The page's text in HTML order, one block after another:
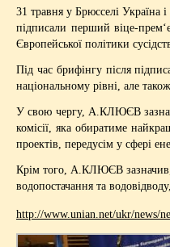
31 травня у Брюсселі Україна
підписали перший віце-
Європейської політики
Під час брифінгу після
національному рівні, але
У свою чергу, А.КЛЮЄВ
комісії, яка обиратиме
проектів, передусім у сфері
Крім того, А.КЛЮЄВ зазначив,
водопостачання та
http://www.unian.net/ukr/news/